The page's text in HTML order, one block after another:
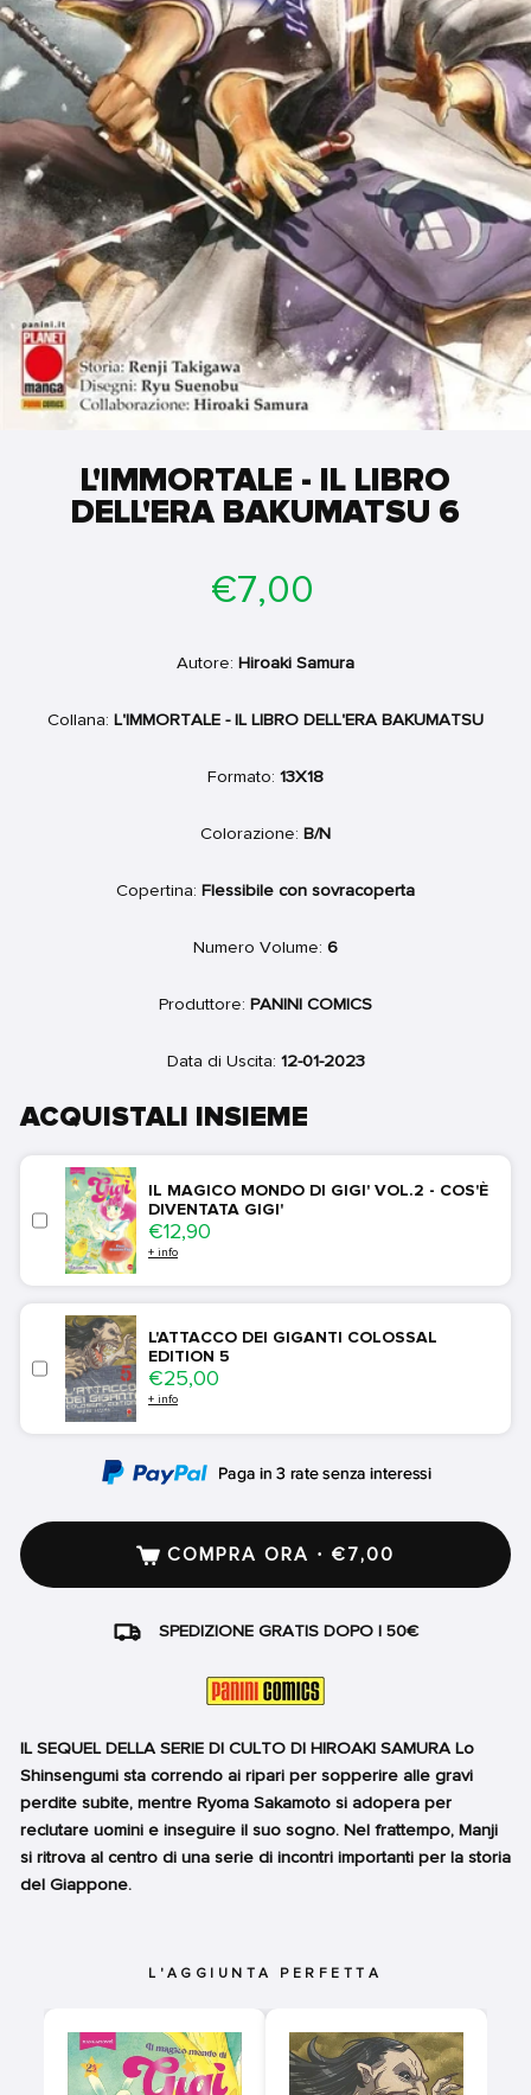
L'IMMORTALE - IL LIBRO
DELL'ERA BAKUMATSU 6
Prezzo
di
€7,00
Autore: Hiroaki Samura
Collana: L'IMMORTALE - IL LIBRO DELL'ERA BAKUMATSU
Formato: 13X18
Colorazione: B/N
Copertina: Flessibile con sovracoperta
Numero Volume: 6
Produttore: PANINI COMICS
Data di Uscita: 12-01-2023
ACQUISTALI INSIEME
IL MAGICO MONDO DI GIGI' VOL.2 - COS'È
DIVENTATA GIGI'
Price
€12,90
+ info
L'ATTACCO DEI GIGANTI COLOSSAL
EDITION 5
Price
€25,00
+ info
COMPRA ORA · €7,00
SPEDIZIONE GRATIS DOPO I 50€
IL SEQUEL DELLA SERIE DI CULTO DI HIROAKI SAMURA Lo
Shinsengumi sta correndo ai ripari per sopperire alle gravi
perdite subite, mentre Ryoma Sakamoto si adopera per
reclutare uomini e inseguire il suo sogno. Nel frattempo, Manji
si ritrova al centro di una serie di incontri importanti per la storia
del Giappone.
L'AGGIUNTA PERFETTA